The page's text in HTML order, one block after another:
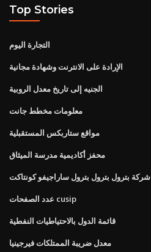
Top Stories
التجارة اليوم
الإرادة على الانترنت وشهادة مجانية
الجنيه إلى تاريخ معدل الروبية
معلومات مخطط جانت
مواقع ستاربكس المستقبلية
محفز أكاديمية مدرسة الميثاق
شركة بترول بترول بترول ساراجيفو كونتاكت
عدد الصفحات cusip
قائمة الدول بالاحتياطيات النفطية
معدل ضريبة الممتلكات فيرجينيا